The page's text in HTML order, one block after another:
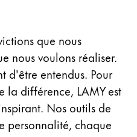
que nous
nous voulons réaliser.
d'être entendus. Pour
la différence, LAMY est
Nos outils de
personnalité, chaque